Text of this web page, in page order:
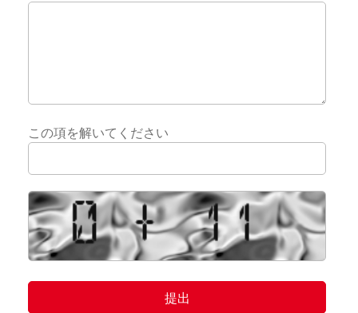
この項を解いてください